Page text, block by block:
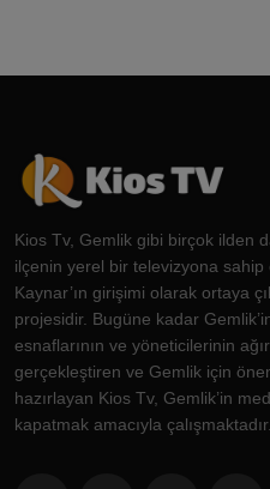
Kios Tv, Gemlik gibi birçok ilden
ilçenin yerel bir televizyona sahip
Kaynar’ın girişimi olarak ortaya
projesidir. Bugüne kadar
esnaflarının ve yöneticilerinin
gerçekleştiren ve Gemlik için
hazırlayan Kios Tv, Gemlik’in
kapatmak amacıyla çalışmaktadır.